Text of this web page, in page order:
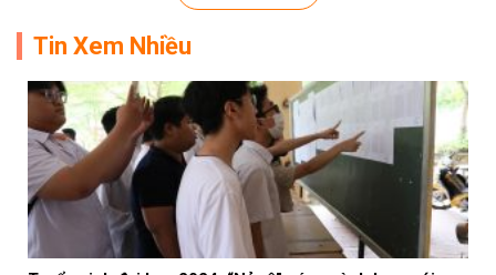
Tin Xem Nhiều